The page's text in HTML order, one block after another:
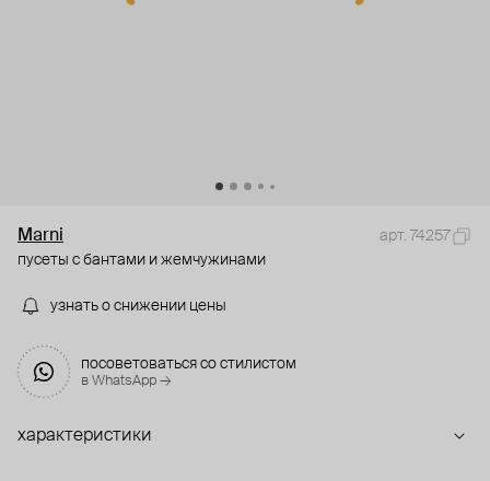
Marni
арт. 74257
пусеты с бантами и жемчужинами
узнать о снижении цены
посоветоваться со стилистом
в WhatsApp →
характеристики